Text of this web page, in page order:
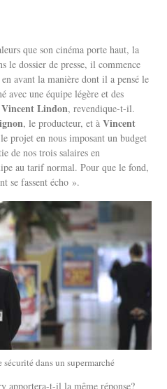
que son cinéma porte haut, la
le dossier de presse, il commence
avant la manière dont il a pensé le
avec une équipe légère et des
Vincent Lindon, revendique-t-il.
, le producteur, et àVincent
projet en nous imposant un budget
de nos trois salaires en
au tarif normal. Pour que le fond,
se fassent écho ».
dans un supermarché
apportera-t-il la même réponse?